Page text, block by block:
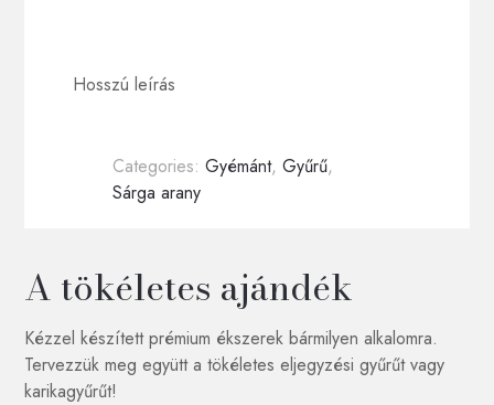
A tökéletes ajándék
Kézzel készített prémium ékszerek bármilyen alkalomra.
Tervezzük meg együtt a tökéletes eljegyzési gyűrűt vagy
karikagyűrűt!
Hosszú leírás
Categories:Gyémánt,Gyűrű,
Sárga arany